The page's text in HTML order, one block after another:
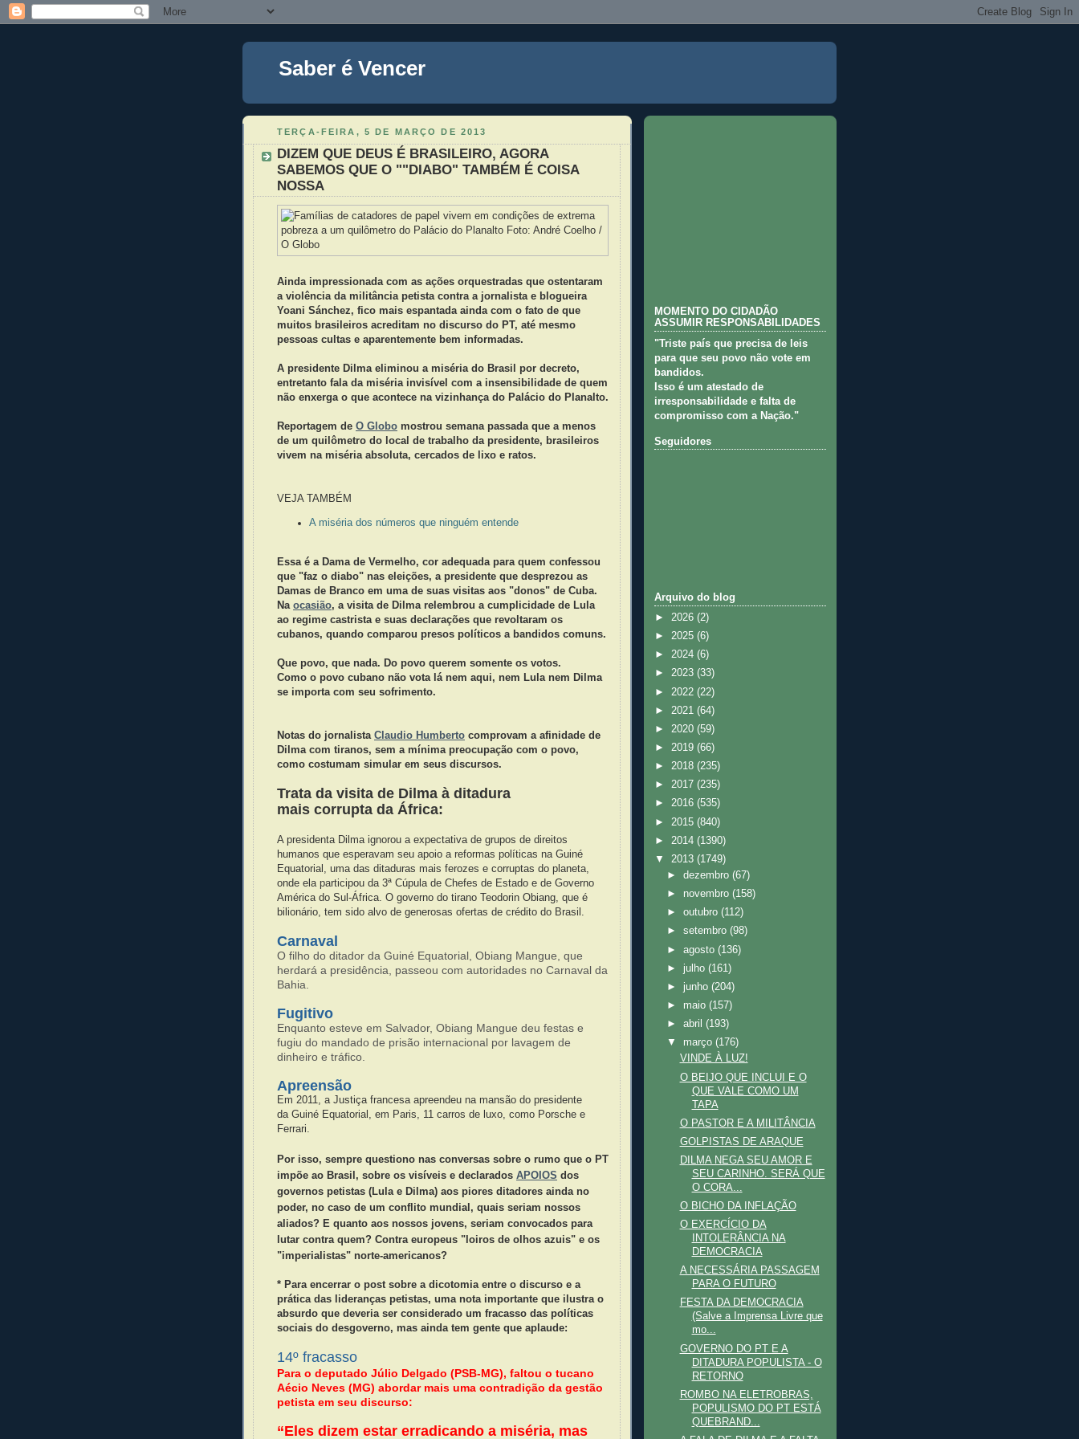
Saber é Vencer
TERÇA-FEIRA, 5 DE MARÇO DE 2013
DIZEM QUE DEUS É BRASILEIRO, AGORA
SABEMOS QUE O ""DIABO" TAMBÉM É COISA
NOSSA
Ainda impressionada com as ações orquestradas que ostentaram
a violência da militância petista contra a jornalista e blogueira
Yoani Sánchez, fico mais espantada ainda com o fato de que
muitos brasileiros acreditam no discurso do PT, até mesmo
pessoas cultas e aparentemente bem informadas.
A presidente Dilma eliminou a miséria do Brasil por decreto,
entretanto fala da miséria invisível com a insensibilidade de quem
não enxerga o que acontece na vizinhança do Palácio do Planalto.
Reportagem de O Globo mostrou semana passada que a menos
de um quilômetro do local de trabalho da presidente, brasileiros
vivem na miséria absoluta, cercados de lixo e ratos.
VEJA TAMBÉM
A miséria dos números que ninguém entende
Essa é a Dama de Vermelho, cor adequada para quem confessou
que "faz o diabo" nas eleições, a presidente que desprezou as
Damas de Branco em uma de suas visitas aos "donos" de Cuba.
Na ocasião, a visita de Dilma relembrou a cumplicidade de Lula
ao regime castrista e suas declarações que revoltaram os
cubanos, quando comparou presos políticos a bandidos comuns.
Que povo, que nada. Do povo querem somente os votos.
Como o povo cubano não vota lá nem aqui, nem Lula nem Dilma
se importa com seu sofrimento.
Notas do jornalista Claudio Humberto comprovam a afinidade de
Dilma com tiranos, sem a mínima preocupação com o povo,
como costumam simular em seus discursos.
Trata da visita de Dilma à ditadura
mais corrupta da África:
A presidenta Dilma ignorou a expectativa de grupos de direitos
humanos que esperavam seu apoio a reformas políticas na Guiné
Equatorial, uma das ditaduras mais ferozes e corruptas do planeta,
onde ela participou da 3ª Cúpula de Chefes de Estado e de Governo
América do Sul-África. O governo do tirano Teodorin Obiang, que é
bilionário, tem sido alvo de generosas ofertas de crédito do Brasil.
Carnaval
O filho do ditador da Guiné Equatorial, Obiang Mangue, que
herdará a presidência, passeou com autoridades no Carnaval da
Bahia.
Fugitivo
Enquanto esteve em Salvador, Obiang Mangue deu festas e
fugiu do mandado de prisão internacional por lavagem de
dinheiro e tráfico.
Apreensão
Em 2011, a Justiça francesa apreendeu na mansão do presidente
da Guiné Equatorial, em Paris, 11 carros de luxo, como Porsche e
Ferrari.
Por isso, sempre questiono nas conversas sobre o rumo que o PT
impõe ao Brasil, sobre os visíveis e declarados APOIOS dos
governos petistas (Lula e Dilma) aos piores ditadores ainda no
poder, no caso de um conflito mundial, quais seriam nossos
aliados? E quanto aos nossos jovens, seriam convocados para
lutar contra quem? Contra europeus "loiros de olhos azuis" e os
"imperialistas" norte-americanos?
* Para encerrar o post sobre a dicotomia entre o discurso e a
prática das lideranças petistas, uma nota importante que ilustra o
absurdo que deveria ser considerado um fracasso das políticas
sociais do desgoverno, mas ainda tem gente que aplaude:
14º fracasso
Para o deputado Júlio Delgado (PSB-MG), faltou o tucano
Aécio Neves (MG) abordar mais uma contradição da gestão
petista em seu discurso:
“Eles dizem estar erradicando a miséria, mas
MOMENTO DO CIDADÃO
ASSUMIR RESPONSABILIDADES
"Triste país que precisa de leis
para que seu povo não vote em
bandidos.
Isso é um atestado de
irresponsabilidade e falta de
compromisso com a Nação."
Seguidores
Arquivo do blog
► 2026 (2)
► 2025 (6)
► 2024 (6)
► 2023 (33)
► 2022 (22)
► 2021 (64)
► 2020 (59)
► 2019 (66)
► 2018 (235)
► 2017 (235)
► 2016 (535)
► 2015 (840)
► 2014 (1390)
▼ 2013 (1749)
►dezembro(67)
► novembro(158)
►outubro(112)
►setembro(98)
►agosto(136)
► julho(161)
► junho(204)
► maio(157)
►abril(193)
▼ março(176)
VINDE À LUZ!
O BEIJO QUE INCLUI E O
QUE VALE COMO UM
TAPA
O PASTOR E A MILITÂNCIA
GOLPISTAS DE ARAQUE
DILMA NEGA SEU AMOR E
SEU CARINHO. SERÁ QUE
O CORA...
O BICHO DA INFLAÇÃO
O EXERCÍCIO DA
INTOLERÂNCIA NA
DEMOCRACIA
A NECESSÁRIA PASSAGEM
PARA O FUTURO
FESTA DA DEMOCRACIA
(Salve a Imprensa Livre que
mo...
GOVERNO DO PT E A
DITADURA POPULISTA - O
RETORNO
ROMBO NA ELETROBRAS,
POPULISMO DO PT ESTÁ
QUEBRAND...